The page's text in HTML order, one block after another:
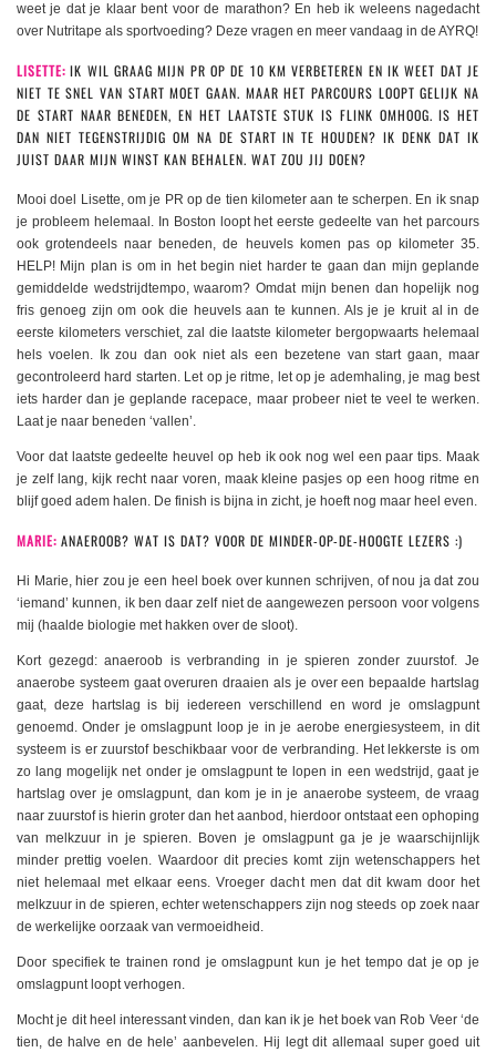
weet je dat je klaar bent voor de marathon? En heb ik weleens nagedacht
over Nutritape als sportvoeding? Deze vragen en meer vandaag in de AYRQ!
LISETTE: IK WIL GRAAG MIJN PR OP DE 10 KM VERBETEREN EN IK WEET DAT JE
NIET TE SNEL VAN START MOET GAAN. MAAR HET PARCOURS LOOPT GELIJK NA
DE START NAAR BENEDEN, EN HET LAATSTE STUK IS FLINK OMHOOG. IS HET
DAN NIET TEGENSTRIJDIG OM NA DE START IN TE HOUDEN? IK DENK DAT IK
JUIST DAAR MIJN WINST KAN BEHALEN. WAT ZOU JIJ DOEN?
Mooi doel Lisette, om je PR op de tien kilometer aan te scherpen. En ik snap
je probleem helemaal. In Boston loopt het eerste gedeelte van het parcours
ook grotendeels naar beneden, de heuvels komen pas op kilometer 35.
HELP! Mijn plan is om in het begin niet harder te gaan dan mijn geplande
gemiddelde wedstrijdtempo, waarom? Omdat mijn benen dan hopelijk nog
fris genoeg zijn om ook die heuvels aan te kunnen. Als je je kruit al in de
eerste kilometers verschiet, zal die laatste kilometer bergopwaarts helemaal
hels voelen. Ik zou dan ook niet als een bezetene van start gaan, maar
gecontroleerd hard starten. Let op je ritme, let op je ademhaling, je mag best
iets harder dan je geplande racepace, maar probeer niet te veel te werken.
Laat je naar beneden ‘vallen’.
Voor dat laatste gedeelte heuvel op heb ik ook nog wel een paar tips. Maak
je zelf lang, kijk recht naar voren, maak kleine pasjes op een hoog ritme en
blijf goed adem halen. De finish is bijna in zicht, je hoeft nog maar heel even.
MARIE: ANAEROOB? WAT IS DAT? VOOR DE MINDER-OP-DE-HOOGTE LEZERS :)
Hi Marie, hier zou je een heel boek over kunnen schrijven, of nou ja dat zou
‘iemand’ kunnen, ik ben daar zelf niet de aangewezen persoon voor volgens
mij (haalde biologie met hakken over de sloot).
Kort gezegd: anaeroob is verbranding in je spieren zonder zuurstof. Je
anaerobe systeem gaat overuren draaien als je over een bepaalde hartslag
gaat, deze hartslag is bij iedereen verschillend en word je omslagpunt
genoemd. Onder je omslagpunt loop je in je aerobe energiesysteem, in dit
systeem is er zuurstof beschikbaar voor de verbranding. Het lekkerste is om
zo lang mogelijk net onder je omslagpunt te lopen in een wedstrijd, gaat je
hartslag over je omslagpunt, dan kom je in je anaerobe systeem, de vraag
naar zuurstof is hierin groter dan het aanbod, hierdoor ontstaat een ophoping
van melkzuur in je spieren. Boven je omslagpunt ga je je waarschijnlijk
minder prettig voelen. Waardoor dit precies komt zijn wetenschappers het
niet helemaal met elkaar eens. Vroeger dacht men dat dit kwam door het
melkzuur in de spieren, echter wetenschappers zijn nog steeds op zoek naar
de werkelijke oorzaak van vermoeidheid.
Door specifiek te trainen rond je omslagpunt kun je het tempo dat je op je
omslagpunt loopt verhogen.
Mocht je dit heel interessant vinden, dan kan ik je het boek van Rob Veer ‘de
tien, de halve en de hele’ aanbevelen. Hij legt dit allemaal super goed uit